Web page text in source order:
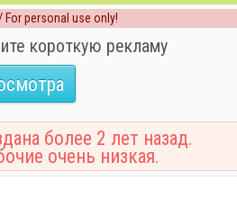
personal use only!
короткую рекламу
более 2 лет назад.
очень низкая.